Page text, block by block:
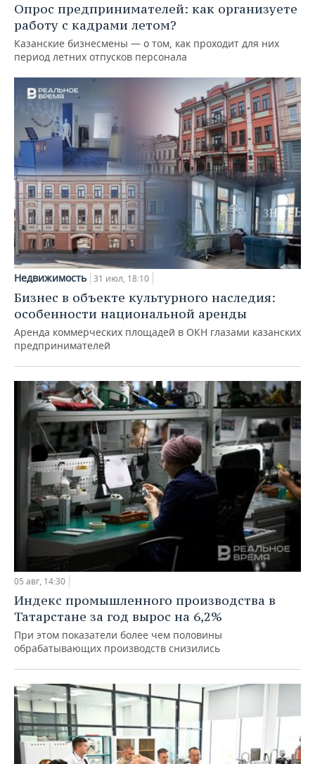
Опрос предпринимателей: как организуете
работу с кадрами летом?
Казанские бизнесмены — о том, как проходит для них
период летних отпусков персонала
Недвижимость 31 июл, 18:10
Бизнес в объекте культурного наследия:
особенности национальной аренды
Аренда коммерческих площадей в ОКН глазами казанских
предпринимателей
05 авг, 14:30
Индекс промышленного производства в
Татарстане за год вырос на 6,2%
При этом показатели более чем половины
обрабатывающих производств снизились